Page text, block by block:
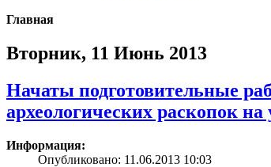
Главная
Вторник, 11 Июнь 2013
Начаты подготовительные
археологических раскопок
Информация:
Опубликовано: 11.06.2013 10:03